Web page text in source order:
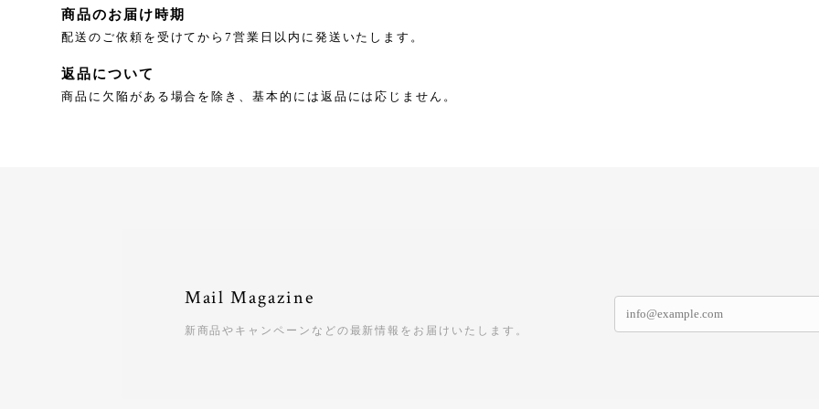
商品のお届け時期
配送のご依頼を受けてから7営業日以内に発送いたします。
返品について
商品に欠陥がある場合を除き、基本的には返品には応じません。
Mail Magazine
新商品やキャンペーンなどの最新情報をお届けいたします。